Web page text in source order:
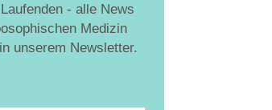
- alle News
Medizin
unserem Newsletter.